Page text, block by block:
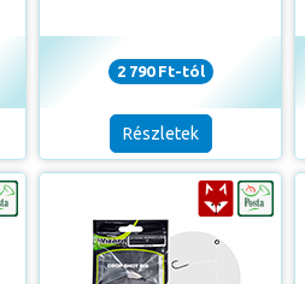
2 790 Ft-tól
Részletek